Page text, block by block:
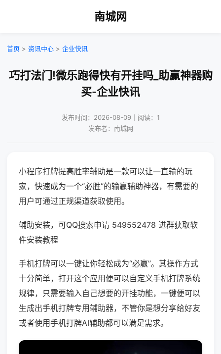
南城网
首页 > 资讯中心 > 企业快讯
巧打法门!微乐跑得快有开挂吗_助赢神器购
买-企业快讯
发布时间：2026-08-09｜阅读：1
发布者：南城网
小程序打牌提高胜率辅助是一款可以让一直输的玩
家，快速成为一个“必胜”的输赢辅助神器，有需要的
用户可通过正规渠道获取使用。
辅助安装，可QQ搜索申请 549552478 进群获取软
件安装教程
手机打牌可以一键让你轻松成为“必赢”。其操作方式
十分简单，打开这个应用便可以自定义手机打牌系统
规律，只需要输入自己想要的开挂功能，一键便可以
生成出手机打牌专用辅助器，不管你是想分享给好友
或者使用手机打牌AI辅助都可以满足需求。